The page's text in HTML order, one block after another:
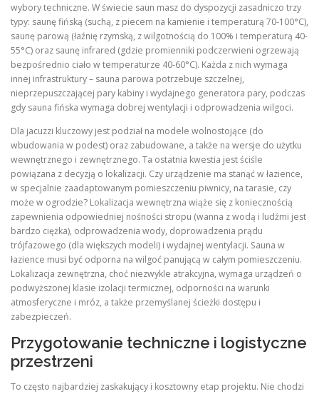
wybory techniczne. W świecie saun masz do dyspozycji zasadniczo trzy
typy: saunę fińską (suchą, z piecem na kamienie i temperaturą 70-100°C),
saunę parową (łaźnię rzymską, z wilgotnością do 100% i temperaturą 40-
55°C) oraz saunę infrared (gdzie promienniki podczerwieni ogrzewają
bezpośrednio ciało w temperaturze 40-60°C). Każda z nich wymaga
innej infrastruktury – sauna parowa potrzebuje szczelnej,
nieprzepuszczającej pary kabiny i wydajnego generatora pary, podczas
gdy sauna fińska wymaga dobrej wentylacji i odprowadzenia wilgoci.
Dla jacuzzi kluczowy jest podział na modele wolnostojące (do
wbudowania w podest) oraz zabudowane, a także na wersje do użytku
wewnętrznego i zewnętrznego. Ta ostatnia kwestia jest ściśle
powiązana z decyzją o lokalizacji. Czy urządzenie ma stanąć w łazience,
w specjalnie zaadaptowanym pomieszczeniu piwnicy, na tarasie, czy
może w ogrodzie? Lokalizacja wewnętrzna wiąże się z koniecznością
zapewnienia odpowiedniej nośności stropu (wanna z wodą i ludźmi jest
bardzo ciężka), odprowadzenia wody, doprowadzenia prądu
trójfazowego (dla większych modeli) i wydajnej wentylacji. Sauna w
łazience musi być odporna na wilgoć panującą w całym pomieszczeniu.
Lokalizacja zewnętrzna, choć niezwykle atrakcyjna, wymaga urządzeń o
podwyższonej klasie izolacji termicznej, odporności na warunki
atmosferyczne i mróz, a także przemyślanej ścieżki dostępu i
zabezpieczeń.
Przygotowanie techniczne i logistyczne
przestrzeni
To często najbardziej zaskakujący i kosztowny etap projektu. Nie chodzi